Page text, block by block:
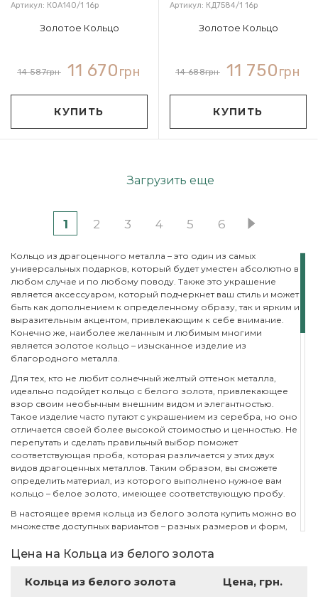
Кольцо из драгоценного металла – это один из самых
универсальных подарков, который будет уместен абсолютно в
любом случае и по любому поводу. Также это украшение
является аксессуаром, который подчеркнет ваш стиль и может
быть как дополнением к определенному образу, так и ярким и
выразительным акцентом, привлекающим к себе внимание.
Конечно же, наиболее желанным и любимым многими
является золотое кольцо – изысканное изделие из
благородного металла.
Для тех, кто не любит солнечный желтый оттенок металла,
идеально подойдет кольцо с белого золота, привлекающее
взор своим необычным внешним видом и элегантностью.
Такое изделие часто путают с украшением из серебра, но оно
отличается своей более высокой стоимостью и ценностью. Не
перепутать и сделать правильный выбор поможет
соответствующая проба, которая различается у этих двух
видов драгоценных металлов. Таким образом, вы сможете
определить материал, из которого выполнено нужное вам
кольцо – белое золото, имеющее соответствующую пробу.
В настоящее время кольца из белого золота купить можно во
множестве доступных вариантов – разных размеров и форм,
драгоценными камнями и без них. Выбор определенной
есть несколько основных правил, которые помогут сделать
правильный выбор и не прогадать.
Цена на Кольца из белого золота
Кольца из белого золота Цена, грн.
Артикул: КОА140/1 16р
Золотое Кольцо
14 587грн 11 670грн
КУПИТЬ
Артикул: КД7584/1 16р
Золотое Кольцо
14 688грн 11 750грн
КУПИТЬ
Загрузить еще
1 2 3 4 5 6